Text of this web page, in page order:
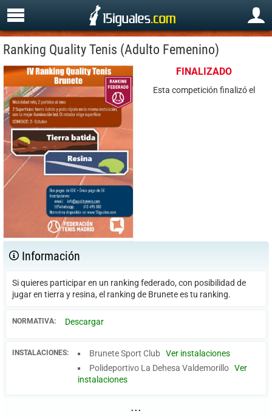
Ranking Quality Tenis (Adulto Femenino)
FINALIZADO
Esta competición finalizó el
Información
Si quieres participar en un ranking federado, con posibilidad de
jugar en tierra y resina, el ranking de Brunete es tu ranking.
NORMATIVA: Descargar
INSTALACIONES: Brunete Sport Club Ver instalaciones
Polideportivo La Dehesa Valdemorillo Ver
instalaciones
...